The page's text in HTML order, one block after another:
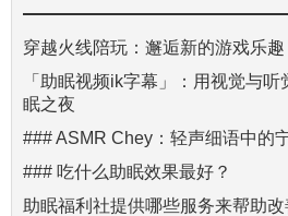
穿越火线陪玩：邂逅新的游戏乐趣
「助眠视频ik字幕」：用视觉与
眠之夜
### ASMR Chey：轻声细语中的
### 吃什么助眠效果最好？
助眠福利社提供哪些服务来帮助